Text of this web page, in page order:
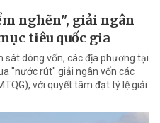
nghẽn", giải ngân
tiêu quốc gia
sát dòng vốn, các địa phương tại
"nước rút" giải ngân vốn các
với quyết tâm đạt tỷ lệ giải